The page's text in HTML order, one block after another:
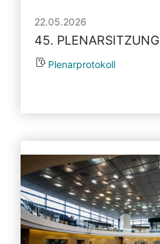
22.05.2026
45. PLENARSITZUNG
Plenarprotokoll